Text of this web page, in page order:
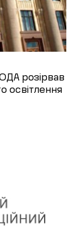
розірвав
освітлення